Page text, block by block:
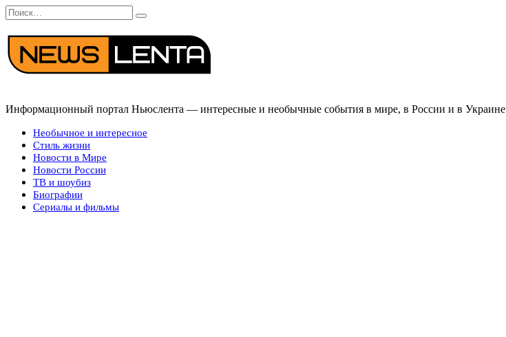
Перейти
к
содержанию
Search
for:
Информационный портал Ньюслента — интересные и необычные события в мире, в России и в Украине
Необычное и интересное
Стиль жизни
Новости в Мире
Новости России
ТВ и шоубиз
Биографии
Сериалы и фильмы